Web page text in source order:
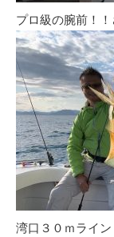
プロ級の腕前！！
湾口３０ｍライン